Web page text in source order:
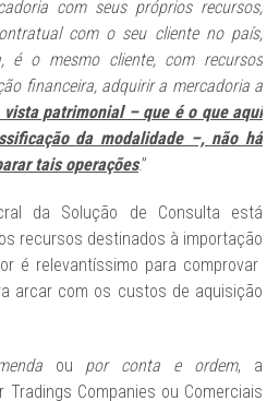
com seus próprios recursos,
com o seu cliente no país;
é o mesmo cliente, com recursos
financeira, adquirir a mercadoria a
vista patrimonial – que é o que aqui
da modalidade –, não há
tais operações.”
da Solução de Consulta está
recursos destinados à importação
é relevantíssimo para comprovar
arcar com os custos de aquisição
ou por conta e ordem, a
Companies ou Comerciais